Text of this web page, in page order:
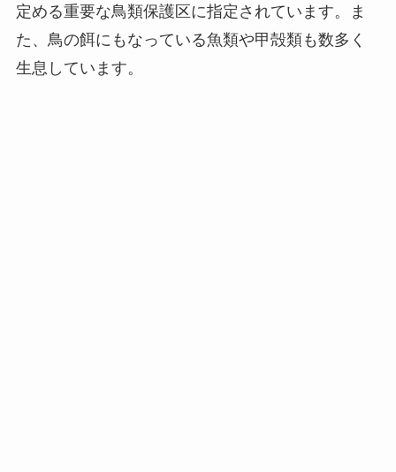
定める重要な鳥類保護区に指定されています。ま
た、鳥の餌にもなっている魚類や甲殻類も数多く
生息しています。